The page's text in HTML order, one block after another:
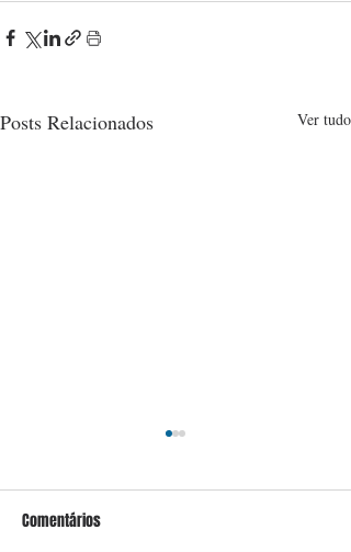
Posts Relacionados Ver tudo
Comentários